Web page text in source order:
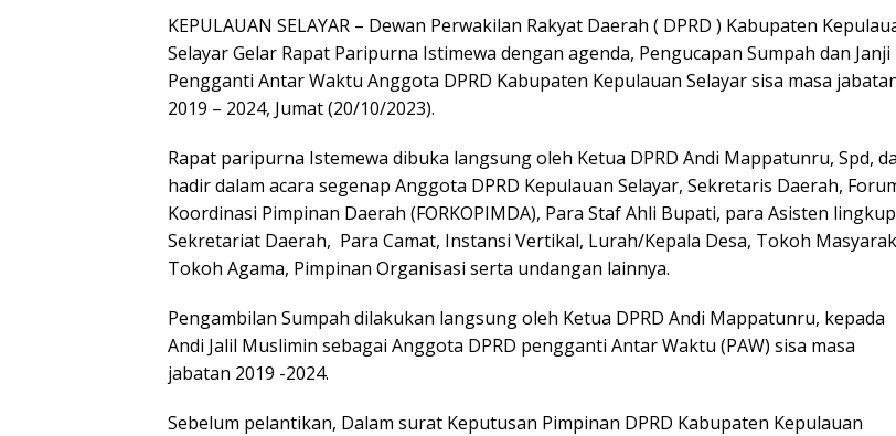
KEPULAUAN SELAYAR – Dewan Perwakilan Rakyat Daerah ( DPRD ) Kabupaten
Selayar Gelar Rapat Paripurna Istimewa dengan agenda, Pengucapan Sumpah dan Janji
Pengganti Antar Waktu Anggota DPRD Kabupaten Kepulauan Selayar sisa masa
2019 – 2024, Jumat (20/10/2023).
Rapat paripurna Istemewa dibuka langsung oleh Ketua DPRD Andi Mappatunru, Spd,
hadir dalam acara segenap Anggota DPRD Kepulauan Selayar, Sekretaris Daerah,
Koordinasi Pimpinan Daerah (FORKOPIMDA), Para Staf Ahli Bupati, para Asisten lingkup
Sekretariat Daerah, Para Camat, Instansi Vertikal, Lurah/Kepala Desa, Tokoh
Tokoh Agama, Pimpinan Organisasi serta undangan lainnya.
Pengambilan Sumpah dilakukan langsung oleh Ketua DPRD Andi Mappatunru, kepada
Andi Jalil Muslimin sebagai Anggota DPRD pengganti Antar Waktu (PAW) sisa masa
jabatan 2019 -2024.
Sebelum pelantikan, Dalam surat Keputusan Pimpinan DPRD Kabupaten Kepulauan